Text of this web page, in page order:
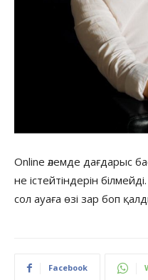
Online әлемде дағдарыс
не істейтіндерін
сол ауаға өзі зар боп
Facebook